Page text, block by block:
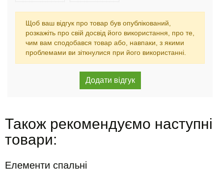
Щоб ваш відгук про товар був опублікований,
розкажіть про свій досвід його використання, про те,
чим вам сподобався товар або, навпаки, з якими
проблемами ви зіткнулися при його використанні.
Також рекомендуємо наступні
товари:
Елементи спальні